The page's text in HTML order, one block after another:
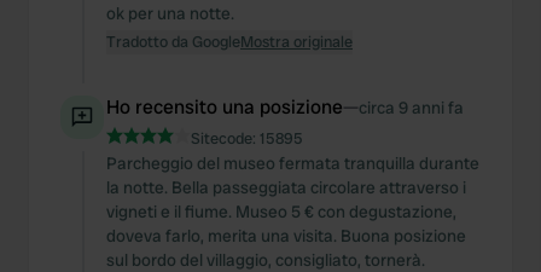
ok per una notte.
Tradotto da GoogleMostra originale
Ho recensito una posizione—circa 9 anni fa
Sitecode: 15895
Parcheggio del museo fermata tranquilla durante
la notte. Bella passeggiata circolare attraverso i
vigneti e il fiume. Museo 5 € con degustazione,
doveva farlo, merita una visita. Buona posizione
sul bordo del villaggio, consigliato, tornerà.